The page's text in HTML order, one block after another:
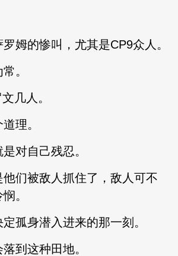
姆的惨叫，尤其是CP9众人。
。
几人。
理。
对自己残忍。
们被敌人抓住了，敌人可不
。
孤身潜入进来的那一刻。
到这种田地。